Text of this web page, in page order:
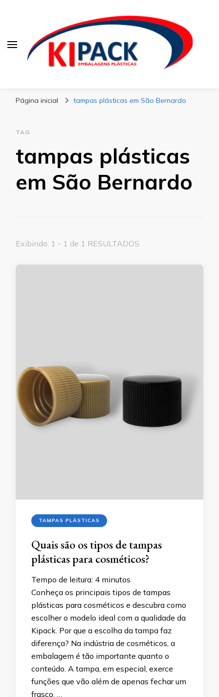
Página inicial tampas plásticas em São Bernardo
TAG
tampas plásticas
em São Bernardo
Exibindo: 1 - 1 de 1 RESULTADOS
TAMPAS PLÁSTICAS
Quais são os tipos de tampas
plásticas para cosméticos?
Tempo de leitura: 4 minutos
Conheça os principais tipos de tampas
plásticas para cosméticos e descubra como
escolher o modelo ideal com a qualidade da
Kipack. Por que a escolha da tampa faz
diferença? Na indústria de cosméticos, a
embalagem é tão importante quanto o
conteúdo. A tampa, em especial, exerce
funções que vão além de apenas fechar um
frasco. …